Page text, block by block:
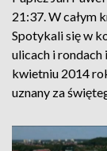
21:37. W całym
Spotykali się w
ulicach i rondach
kwietniu 2014
uznany za